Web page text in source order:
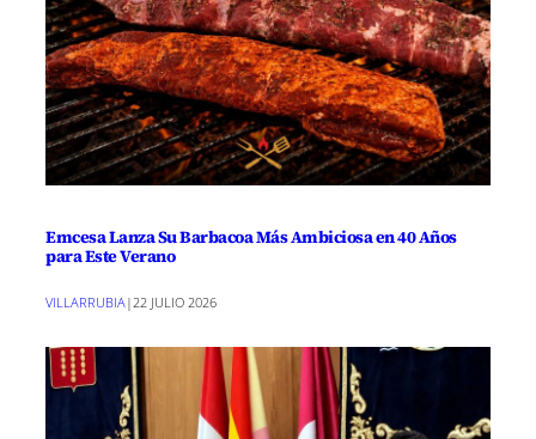
Emcesa Lanza Su Barbacoa Más Ambiciosa en 40 Años
para Este Verano
VILLARRUBIA | 22 JULIO 2026